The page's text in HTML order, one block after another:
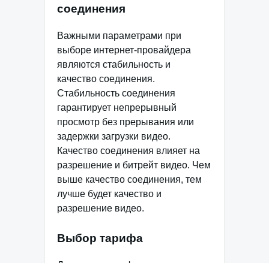
соединения
Важными параметрами при
выборе интернет-провайдера
являются стабильность и
качество соединения.
Стабильность соединения
гарантирует непрерывный
просмотр без прерывания или
задержки загрузки видео.
Качество соединения влияет на
разрешение и битрейт видео. Чем
выше качество соединения, тем
лучше будет качество и
разрешение видео.
Выбор тарифа